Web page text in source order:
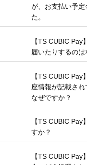
が、お支払い予
た。
【TS CUBIC
届いたりするのは
【TS CUBIC
座情報が記載さ
なぜですか？
【TS CUBIC
すか？
【TS CUBIC